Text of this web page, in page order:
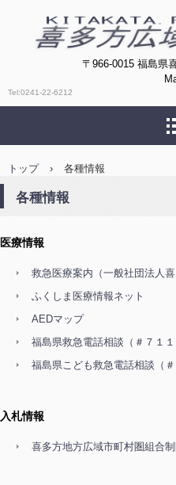
喜多方広域消
〒966-0015 福島県喜多方市
Tel:0241-22-6212
トップ › 各種情報
各種情報
医療情報
救急医療案内（一般社団法人
ふくしま医療情報ネット
AEDマップ
福島県救急電話相談（＃７１１
福島県こども救急電話相談（＃
入札情報
喜多方地方広域市町村圏組合